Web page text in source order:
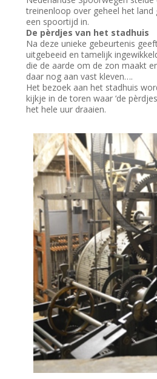
treinenloop over geheel het
een spoortijd in.
De pèrdjes van het stadhuis
Na deze unieke gebeurtenis
uitgebeeid en tamelijk
die de aarde om de zon maakt
daar nog aan vast kleven….
Het bezoek aan het stadhuis
kijkje in de toren waar ‘de
het hele uur draaien.